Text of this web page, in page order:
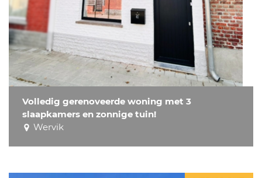
Volledig gerenoveerde woning met 3
slaapkamers en zonnige tuin!
Wervik